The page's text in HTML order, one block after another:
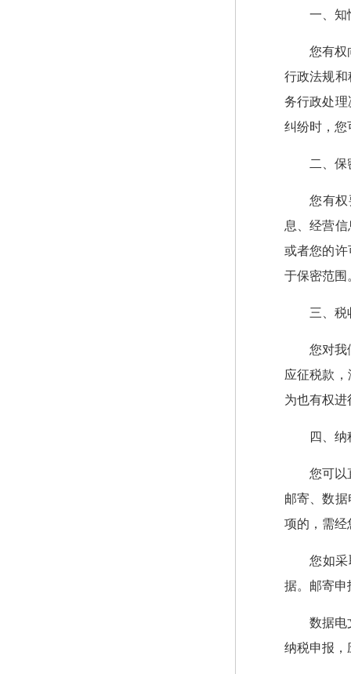
一、知
您有权
行政法规
务行政处
纠纷时，您
二、保
您有
息、经营
或者您的
于保密范围
三、税
您对我
应征税款
为也有权进
四、
您可以
邮寄、数
项的，需经
您如
据。邮寄申
数据电
纳税申报，